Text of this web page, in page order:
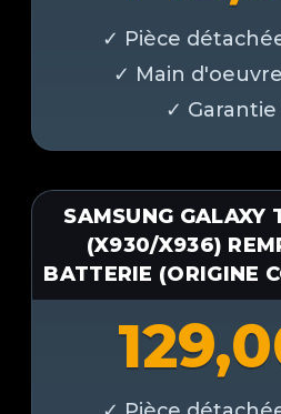
SAMSUNG GALAXY
(X930/X936)
BATTERIE (ORIGINE